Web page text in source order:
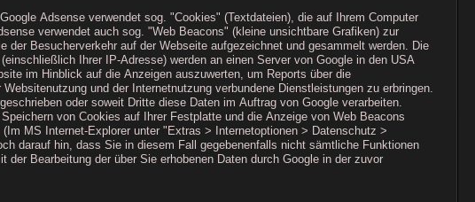
Adsense verwendet sog. "Cookies" (Textdateien), die auf Ihrem Computer
verwendet auch sog. "Web Beacons" (kleine unsichtbare Grafiken) zur
Besucherverkehr auf der Webseite aufgezeichnet und gesammelt werden. Die
Ihrer IP-Adresse) werden an einen Server von Google in den USA
im Hinblick auf die Anzeigen auszuwerten, um Reports über die
und der Internetnutzung verbundene Dienstleistungen zu erbringen.
oder soweit Dritte diese Daten im Auftrag von Google verarbeiten.
von Cookies auf Ihrer Festplatte und die Anzeige von Web Beacons
MS Internet-Explorer unter "Extras > Internetoptionen > Datenschutz >
darauf hin, dass Sie in diesem Fall gegebenenfalls nicht sämtliche Funktionen
Bearbeitung der über Sie erhobenen Daten durch Google in der zuvor